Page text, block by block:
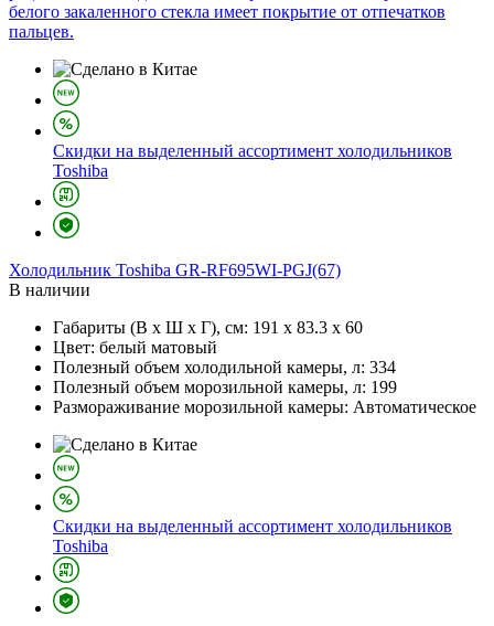
белого закаленного стекла имеет покрытие от отпечатков
пальцев.
Скидки на выделенный ассортимент холодильников
Toshiba
Холодильник Toshiba GR-RF695WI-PGJ(67)
В наличии
Габариты (В х Ш х Г), см: 191 х 83.3 х 60
Цвет: белый матовый
Полезный объем холодильной камеры, л: 334
Полезный объем морозильной камеры, л: 199
Размораживание морозильной камеры: Автоматическое
Скидки на выделенный ассортимент холодильников
Toshiba